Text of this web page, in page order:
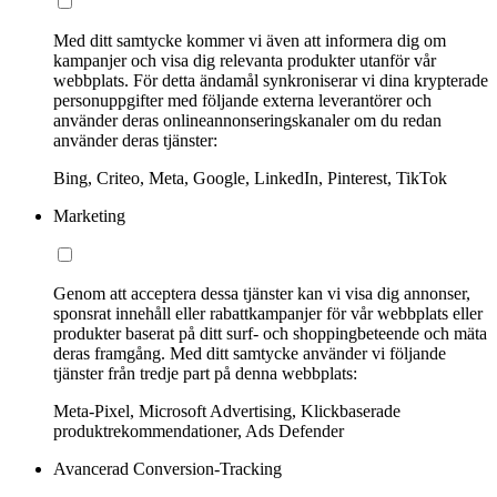
Med ditt samtycke kommer vi även att informera dig om
kampanjer och visa dig relevanta produkter utanför vår
webbplats. För detta ändamål synkroniserar vi dina krypterade
personuppgifter med följande externa leverantörer och
använder deras onlineannonseringskanaler om du redan
använder deras tjänster:
Bing, Criteo, Meta, Google, LinkedIn, Pinterest, TikTok
Marketing
Genom att acceptera dessa tjänster kan vi visa dig annonser,
sponsrat innehåll eller rabattkampanjer för vår webbplats eller
produkter baserat på ditt surf- och shoppingbeteende och mäta
deras framgång. Med ditt samtycke använder vi följande
tjänster från tredje part på denna webbplats:
Meta-Pixel, Microsoft Advertising, Klickbaserade
produktrekommendationer, Ads Defender
Avancerad Conversion-Tracking